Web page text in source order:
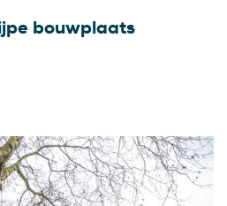
bouwplaats